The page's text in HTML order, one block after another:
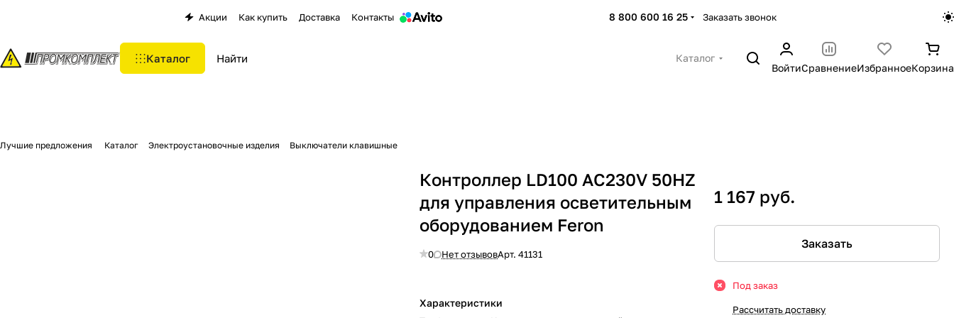
Акции Как купить Доставка Контакты 8 800 600 16 25 Заказать звонок
Каталог
Каталог
ВойтиСравнениеИзбранноеКорзина
Лучшие предложения Каталог Электроустановочные изделия Выключатели клавишные
Контроллер LD100 AC230V 50HZ
для управления осветительным
оборудованием Feron
0 Нет отзывовАрт.41131
Характеристики
1 167 руб.
Заказать
Под заказ
Рассчитать доставку